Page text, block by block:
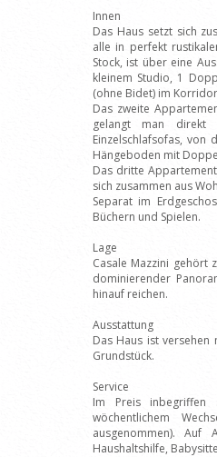
Innen
Das Haus setzt sich
alle in perfekt
Stock, ist über eine
kleinem Studio, 1
(ohne Bidet) im
Das zweite
gelangt man direkt
Einzelschlafsofas, von
Hängeboden mit
Das dritte
sich zusammen aus
Separat im
Büchern und Spielen.
Lage
Casale Mazzini gehört
dominierender
hinauf reichen.
Ausstattung
Das Haus ist
Grundstück.
Service
Im Preis inbegriffen
wöchentlichem
ausgenommen).
Haushaltshilfe,